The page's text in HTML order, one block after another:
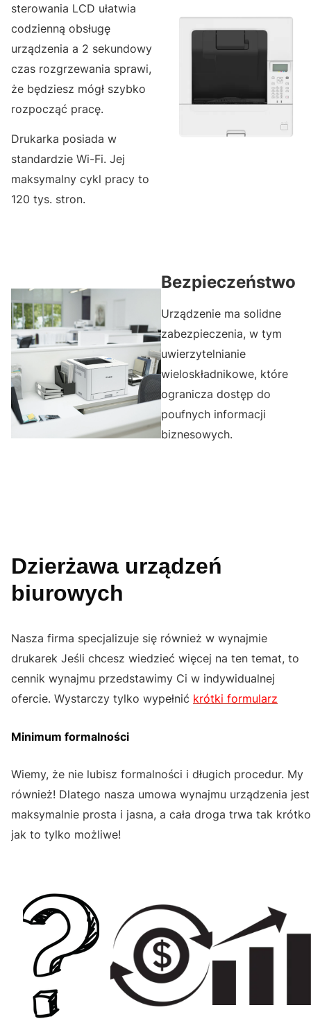
sterowania LCD ułatwia
codzienną obsługę
urządzenia a 2 sekundowy
czas rozgrzewania sprawi,
że będziesz mógł szybko
rozpocząć pracę.
Drukarka posiada w
standardzie Wi-Fi. Jej
maksymalny cykl pracy to
120 tys. stron.
Bezpieczeństwo
Urządzenie ma solidne
zabezpieczenia, w tym
uwierzytelnianie
wieloskładnikowe, które
ogranicza dostęp do
poufnych informacji
biznesowych.
Dzierżawa urządzeń
biurowych
Nasza firma specjalizuje się również w wynajmie
drukarek Jeśli chcesz wiedzieć więcej na ten temat, to
cennik wynajmu przedstawimy Ci w indywidualnej
ofercie. Wystarczy tylko wypełnić krótki formularz
Minimum formalności
Wiemy, że nie lubisz formalności i długich procedur. My
również! Dlatego nasza umowa wynajmu urządzenia jest
maksymalnie prosta i jasna, a cała droga trwa tak krótko
jak to tylko możliwe!